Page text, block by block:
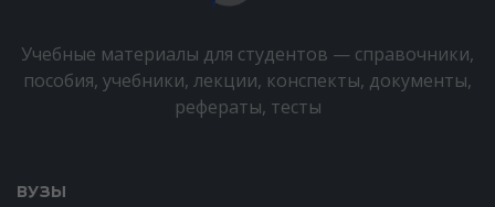
Учебные материалы для студентов — справочники,
пособия, учебники, лекции, конспекты, документы,
рефераты, тесты
ВУЗЫ